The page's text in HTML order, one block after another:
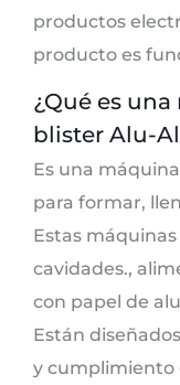
productos
producto es
¿Qué es
blister Alu-
Es una
para formar,
Estas
cavidades.,
con papel de
Están
y cumplimiento